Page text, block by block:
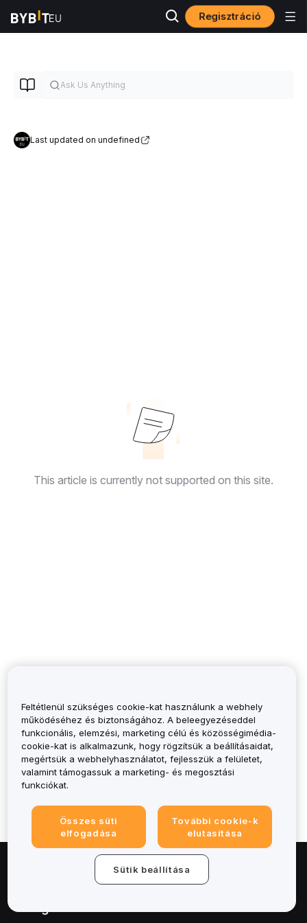
Regisztráció
Last updated on undefined
This article is currently not supported on this site.
Was it helpful?
Szolgáltatások
Feltétlenül szükséges cookie-kat használunk a webhely
működéséhez és biztonságához. A beleegyezéseddel
funkcionális, elemzési, marketing célú és közösségimédia-
cookie-kat is alkalmazunk, hogy rögzítsük a beállításaidat,
megértsük a webhelyhasználatot, fejlesszük a felületet,
valamint támogassuk a marketing- és megosztási
funkciókat.
Összes süti
elfogadása
További cookie-k
elutasítása
Sütik beállítása